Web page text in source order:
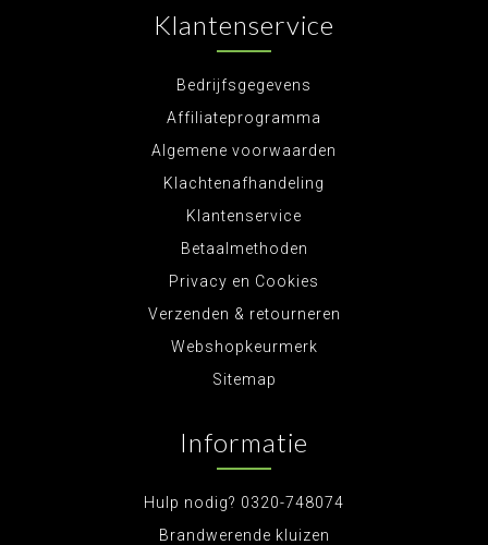
Klantenservice
Bedrijfsgegevens
Affiliateprogramma
Algemene voorwaarden
Klachtenafhandeling
Klantenservice
Betaalmethoden
Privacy en Cookies
Verzenden & retourneren
Webshopkeurmerk
Sitemap
Informatie
Hulp nodig? 0320-748074
Brandwerende kluizen